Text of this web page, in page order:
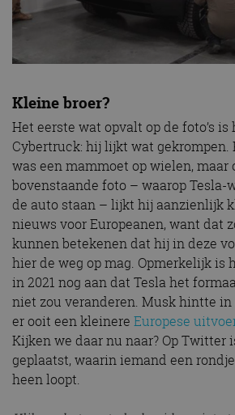
Kleine broer?
Het eerste wat opvalt op de foto’s
Cybertruck: hij lijkt wat gekrompen.
was een mammoet op wielen, maar
bovenstaande foto – waarop Tesla-
de auto staan – lijkt hij aanzienlijk
nieuws voor Europeanen, want dat
kunnen betekenen dat hij in deze
hier de weg op mag. Opmerkelijk is
in 2021 nog aan dat Tesla het
niet zou veranderen. Musk hintte
er ooit een kleinere Europese
Kijken we daar nu naar? Op Twitter
geplaatst, waarin iemand een
heen loopt.